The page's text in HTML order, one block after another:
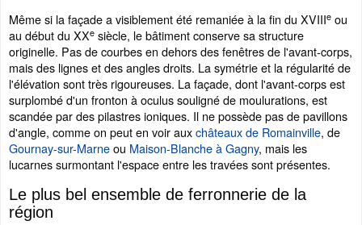
Même si la façade a visiblement été remaniée à la fin du XVIIIe ou
au début du XXe siècle, le bâtiment conserve sa structure
originelle. Pas de courbes en dehors des fenêtres de l'avant-corps,
mais des lignes et des angles droits. La symétrie et la régularité de
l'élévation sont très rigoureuses. La façade, dont l'avant-corps est
surplombé d'un fronton à oculus souligné de moulurations, est
scandée par des pilastres ioniques. Il ne possède pas de pavillons
d'angle, comme on peut en voir auxchâteaux de Romainville, de
Gournay-sur-Marneou Maison-Blanche à Gagny, mais les
lucarnes surmontant l'espace entre les travées sont présentes.
Le plus bel ensemble de ferronnerie de la
région